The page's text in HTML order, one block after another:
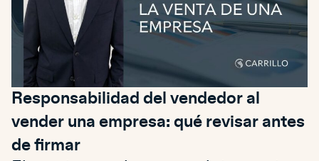
Responsabilidad del vendedor al
vender una empresa: qué revisar antes
de firmar